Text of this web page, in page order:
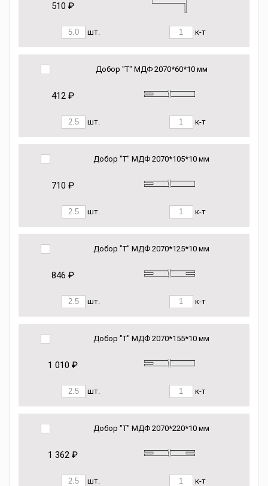
510 ₽
шт. к-т
Добор "Т" МДФ 2070*60*10 мм
412 ₽
шт. к-т
Добор "Т" МДФ 2070*105*10 мм
710 ₽
шт. к-т
Добор "Т" МДФ 2070*125*10 мм
846 ₽
шт. к-т
Добор "Т" МДФ 2070*155*10 мм
1 010 ₽
шт. к-т
Добор "Т" МДФ 2070*220*10 мм
1 362 ₽
шт. к-т